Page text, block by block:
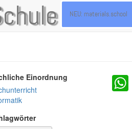
NEU: materials.school
Einordnung